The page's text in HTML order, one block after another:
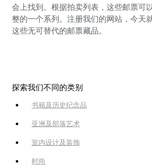
会上找到。根据拍卖列表，这些邮票可
整的一个系列。注册我们的网站，今天
这些无可替代的邮票藏品。
探索我们不同的类别
书籍及历史纪念品
亚洲及部落艺术
室内设计及装饰
时尚